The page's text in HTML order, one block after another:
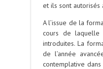
et ils sont
A l’issue de la
cours de laquelle
introduites. La
de l’année
contemplative